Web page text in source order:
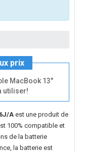
prix
MacBook 13"
utiliser!
A est une produit de
100% compatible et
de la batterie
la batterie est